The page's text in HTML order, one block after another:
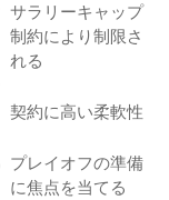
サラリーキャップ
制約により制限さ
れる
契約に高い柔軟性
プレイオフの準備
に焦点を当てる